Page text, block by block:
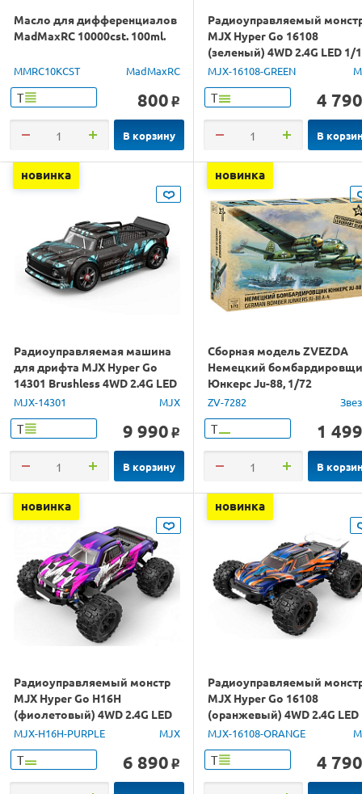
Масло для дифференциалов
MadMaxRC 10000cst. 100ml.
MMRC10KCST MadMaxRC
Т 800 o
В корзину
Радиоуправляемый
MJX Hyper Go 16108
(зеленый) 4WD 2.4G LED 1/
RTR
MJX-16108-GREEN
Т 4 790
В
новинка
Радиоуправляемая машина
для дрифта MJX Hyper Go
14301 Brushless 4WD 2.4G LED
1/14 RTR
MJX-14301 MJX
Т 9 990 o
В корзину
новинка
Сборная модель ZVEZDA
Немецкий
Юнкерс Ju-88, 1/72
ZV-7282
Т 1 499
В
новинка
Радиоуправляемый монстр
MJX Hyper Go H16H
(фиолетовый) 4WD 2.4G LED
GPS 1/16 RTR
MJX-H16H-PURPLE MJX
Т 6 890 o
новинка
Радиоуправляемый
MJX Hyper Go 16108
(оранжевый) 4WD 2.4G LED
1/16 RTR
MJX-16108-ORANGE
Т 4 790